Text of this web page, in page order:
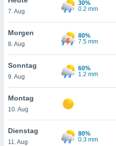
oder
Partner
es uns
das
der
Profil zu
Ihnen
finden
7. Aug
30%
0.2 mm
Morgen
8. Aug
80%
7.5 mm
Sonntag
9. Aug
60%
1.2 mm
Montag
10. Aug
Dienstag
11. Aug
80%
0.3 mm